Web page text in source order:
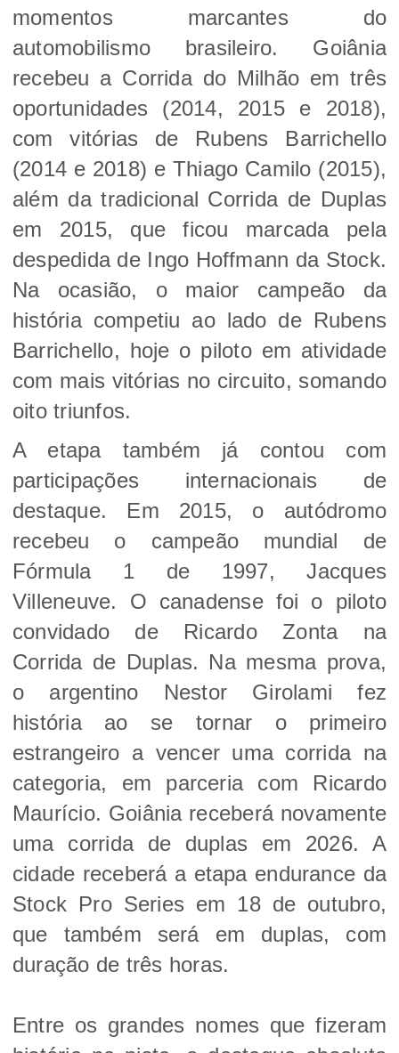
momentos marcantes do
automobilismo brasileiro. Goiânia
recebeu a Corrida do Milhão em três
oportunidades (2014, 2015 e 2018),
com vitórias de Rubens Barrichello
(2014 e 2018) e Thiago Camilo (2015),
além da tradicional Corrida de Duplas
em 2015, que ficou marcada pela
despedida de Ingo Hoffmann da Stock.
Na ocasião, o maior campeão da
história competiu ao lado de Rubens
Barrichello, hoje o piloto em atividade
com mais vitórias no circuito, somando
oito triunfos.
A etapa também já contou com
participações internacionais de
destaque. Em 2015, o autódromo
recebeu o campeão mundial de
Fórmula 1 de 1997, Jacques
Villeneuve. O canadense foi o piloto
convidado de Ricardo Zonta na
Corrida de Duplas. Na mesma prova,
o argentino Nestor Girolami fez
história ao se tornar o primeiro
estrangeiro a vencer uma corrida na
categoria, em parceria com Ricardo
Maurício. Goiânia receberá novamente
uma corrida de duplas em 2026. A
cidade receberá a etapa endurance da
Stock Pro Series em 18 de outubro,
que também será em duplas, com
duração de três horas.
Entre os grandes nomes que fizeram